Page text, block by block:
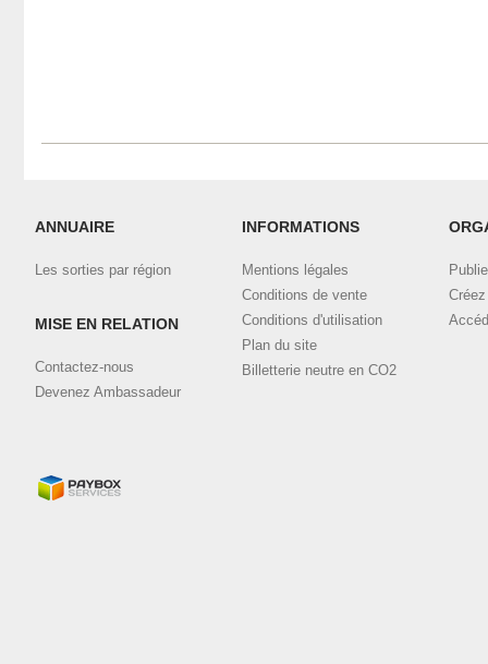
ANNUAIRE
Les sorties par région
MISE EN RELATION
Contactez-nous
Devenez Ambassadeur
INFORMATIONS
Mentions légales
Conditions de vente
Conditions d'utilisation
Plan du site
Billetterie neutre en CO2